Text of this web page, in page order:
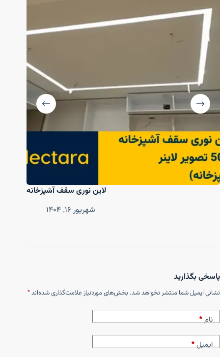
لاین نوری سقف آشپزخانه
شهریور ۱۶, ۱۴۰۴
پاسخی بگذارید
نشانی ایمیل شما منتشر نخواهد شد. بخش‌های موردنیاز علامت‌گذاری شده‌اند*
نام*
ایمیل*